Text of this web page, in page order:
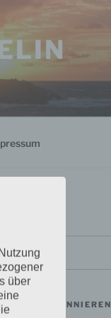
MAIL ABONNIEREN
über